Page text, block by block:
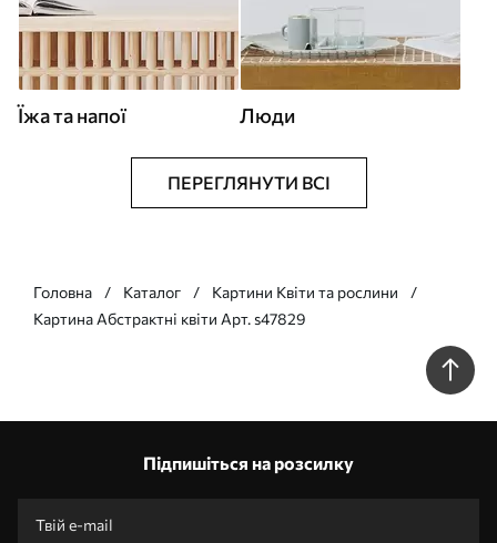
Їжа та напої Люди
ПЕРЕГЛЯНУТИ ВСІ
Головна Каталог
Картини Квіти та рослини
Картина Абстрактні квіти Арт. s47829
Підпишіться на розсилку